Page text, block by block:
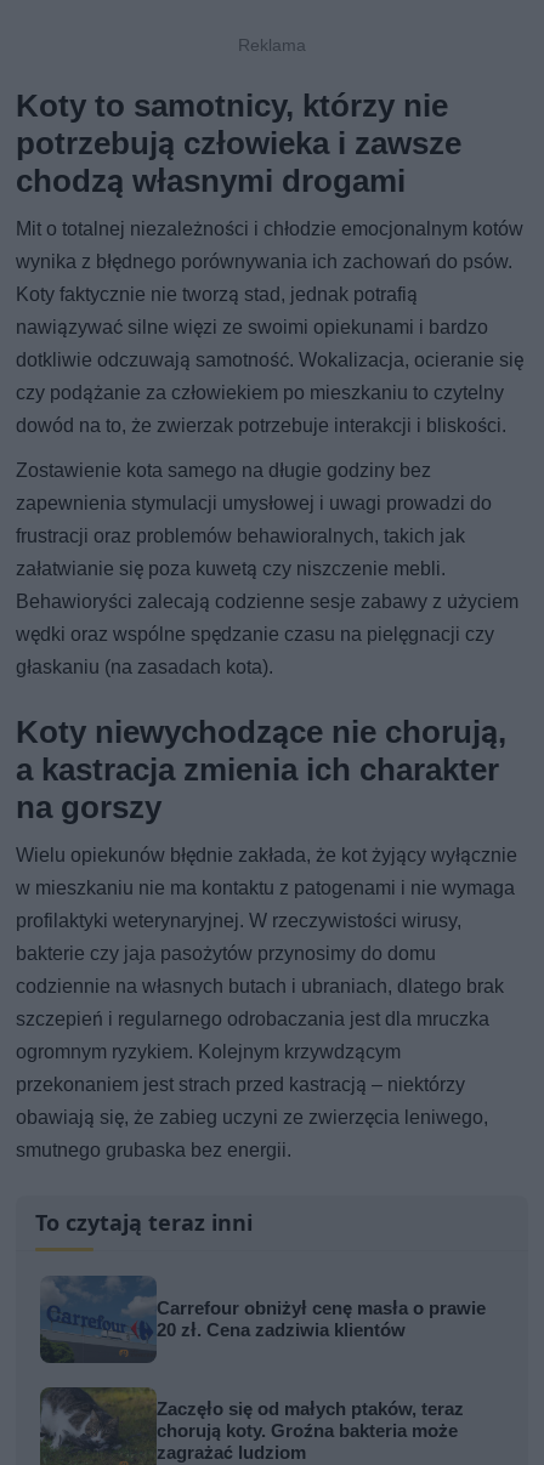
Koty to samotnicy, którzy nie
potrzebują człowieka i zawsze
chodzą własnymi drogami
Mit o totalnej niezależności i chłodzie emocjonalnym kotów
wynika z błędnego porównywania ich zachowań do psów.
Koty faktycznie nie tworzą stad, jednak potrafią
nawiązywać silne więzi ze swoimi opiekunami i bardzo
dotkliwie odczuwają samotność. Wokalizacja, ocieranie się
czy podążanie za człowiekiem po mieszkaniu to czytelny
dowód na to, że zwierzak potrzebuje interakcji i bliskości.
Zostawienie kota samego na długie godziny bez
zapewnienia stymulacji umysłowej i uwagi prowadzi do
frustracji oraz problemów behawioralnych, takich jak
załatwianie się poza kuwetą czy niszczenie mebli.
Behawioryści zalecają codzienne sesje zabawy z użyciem
wędki oraz wspólne spędzanie czasu na pielęgnacji czy
głaskaniu (na zasadach kota).
Koty niewychodzące nie chorują,
a kastracja zmienia ich charakter
na gorszy
Wielu opiekunów błędnie zakłada, że kot żyjący wyłącznie
w mieszkaniu nie ma kontaktu z patogenami i nie wymaga
profilaktyki weterynaryjnej. W rzeczywistości wirusy,
bakterie czy jaja pasożytów przynosimy do domu
codziennie na własnych butach i ubraniach, dlatego brak
szczepień i regularnego odrobaczania jest dla mruczka
ogromnym ryzykiem. Kolejnym krzywdzącym
przekonaniem jest strach przed kastracją – niektórzy
obawiają się, że zabieg uczyni ze zwierzęcia leniwego,
smutnego grubaska bez energii.
To czytają teraz inni
Carrefour obniżył cenę masła o prawie
20 zł. Cena zadziwia klientów
Zaczęło się od małych ptaków, teraz
chorują koty. Groźna bakteria może
zagrażać ludziom